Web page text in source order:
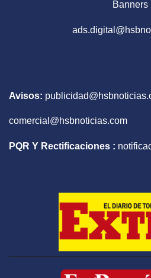
Banners
Avisos:
comercial@hsbnoticias.com
PQR Y Rectificaciones :